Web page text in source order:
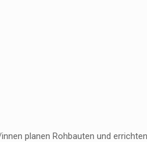
planen Rohbauten und